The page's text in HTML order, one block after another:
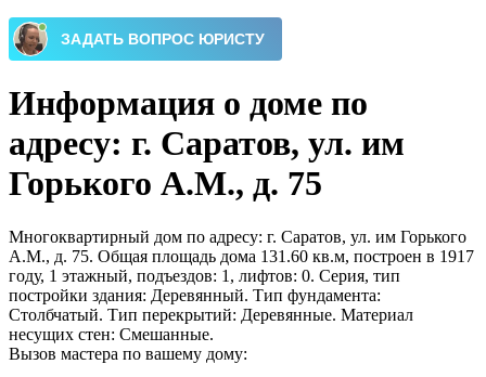
Информация о доме по
адресу: г. Саратов, ул. им
Горького А.М., д. 75
Многоквартирный дом по адресу: г. Саратов, ул. им Горького
А.М., д. 75. Общая площадь дома 131.60 кв.м, построен в 1917
году, 1 этажный, подъездов: 1, лифтов: 0. Серия, тип
постройки здания: Деревянный. Тип фундамента:
Столбчатый. Тип перекрытий: Деревянные. Материал
несущих стен: Смешанные.
Вызов мастера по вашему дому: